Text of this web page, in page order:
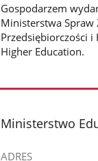
Gospodarzem
Ministerstwa
Przedsiębiorczości
Higher Education.
stopka
Ministerstwo
ADRES